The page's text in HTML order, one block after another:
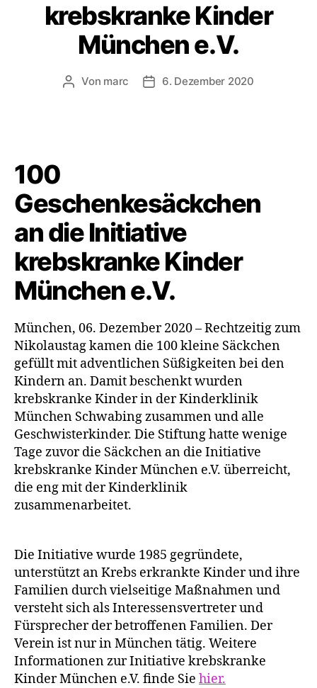
krebskranke Kinder
München e.V.
Beitragsautor
Von marc Veröffentlichungsdatum
6. Dezember 2020
100
Geschenkesäckchen
an die Initiative
krebskranke Kinder
München e.V.
München, 06. Dezember 2020 – Rechtzeitig zum
Nikolaustag kamen die 100 kleine Säckchen
gefüllt mit adventlichen Süßigkeiten bei den
Kindern an. Damit beschenkt wurden
krebskranke Kinder in der Kinderklinik
München Schwabing zusammen und alle
Geschwisterkinder. Die Stiftung hatte wenige
Tage zuvor die Säckchen an die Initiative
krebskranke Kinder München e.V. überreicht,
die eng mit der Kinderklinik
zusammenarbeitet.
Die Initiative wurde 1985 gegründete,
unterstützt an Krebs erkrankte Kinder und ihre
Familien durch vielseitige Maßnahmen und
versteht sich als Interessensvertreter und
Fürsprecher der betroffenen Familien. Der
Verein ist nur in München tätig. Weitere
Informationen zur Initiative krebskranke
Kinder München e.V. finde Sie hier.